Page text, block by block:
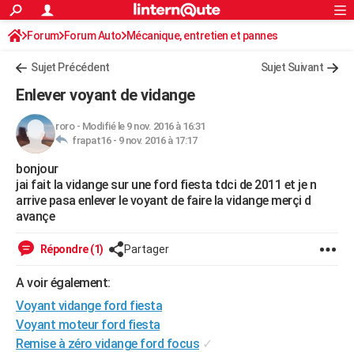
ACTUALITÉS
Politique
Société
Faits Divers
Education
Monde
Villes
+
FINANCE
Retraite
Impôts
Epargne
Immobilier
Risques naturels par ville
Banque
Assurance
Crédit
AUTO
Essais
Réserver un essai
Citadines
Berlines
SUV
Forum auto
+HIGH-TECH
Mobiles
Meilleur smartphone
Internet
Ordinateurs
Jeux vidéo
Guide high-tech
+BRICOLAGE
Forum
Aménagement intérieur
Extérieur
Cuisine
Salle de bains
Jardinage
Rangement
WEEK-END
LIFESTYLE
Art de vivre
Bien-être
Loisirs
Mode
Modes de vie
SANTE
Alimentation
Guide de la santé
Maladies
Médicaments
Sommeil
VOYAGE
Rechercher
S'inscrire
Connexion
Forum Forum Auto Mécanique, entretien et pannes
Sujet Précédent Sujet Suivant
Enlever voyant de vidange
roro- Modifié le 9 nov. 2016 à 16:31
frapat16 - 9 nov. 2016 à 17:17
bonjour
jai fait la vidange sur une ford fiesta tdci de 2011 et je n
arrive pasa enlever le voyant de faire la vidange merçi d
avançe
Répondre (1) Partager
A voir également:
Voyant vidange ford fiesta
Voyant moteur ford fiesta
Remise à zéro vidange ford focus ✓